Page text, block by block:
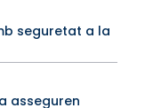
seguretat a la
asseguren